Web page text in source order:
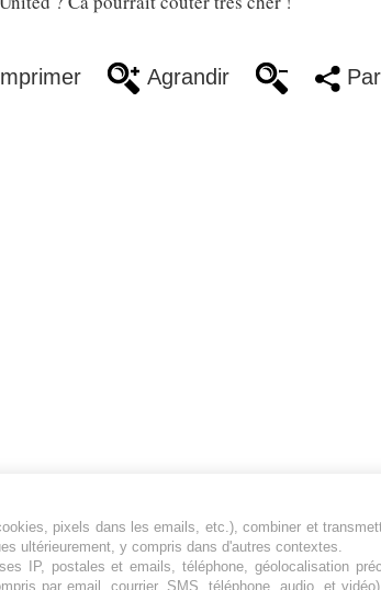
Agrandir
est un média sportif qui traite
de l'actualité de la Ligue 1 et
Suivez-
pixels dans les emails, etc.), combiner et
ultérieurement, y compris dans d'autres contextes.
IP, postales et emails, téléphone, géolocalisation
par email, courrier, SMS, téléphone, audio, et